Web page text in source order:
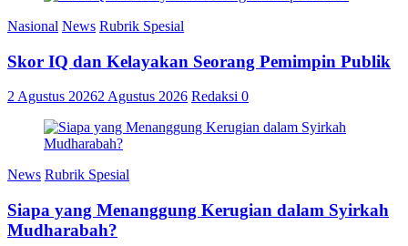
Nasional News Rubrik Spesial
Skor IQ dan Kelayakan Seorang Pemimpin Publik
2 Agustus 20262 Agustus 2026 Redaksi 0
News Rubrik Spesial
Siapa yang Menanggung Kerugian dalam Syirkah
Mudharabah?